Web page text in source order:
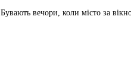
Бувають вечори, коли місто за